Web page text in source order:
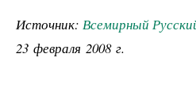
Источник: Всемирный
23 февраля 2008 г.